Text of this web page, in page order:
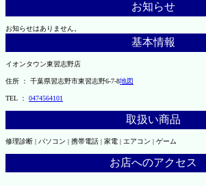
お知らせ
お知らせはありません。
基本情報
イオンタウン東習志野店
住所 ： 千葉県習志野市東習志野6-7-8地図
TEL ： 0474564101
取扱い商品
修理診断 | パソコン | 携帯電話 | 家電 | エアコン | ゲーム
お店へのアクセス